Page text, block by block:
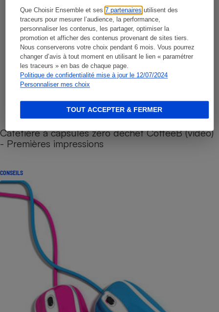
Que Choisir Ensemble et ses7 partenaires utilisent des
traceurs pour mesurer l’audience, la performance,
personnaliser les contenus, les partager, optimiser la
promotion et afficher des contenus provenant de sites tiers.
Nous conserverons votre choix pendant 6 mois. Vous pourrez
changer d’avis à tout moment en utilisant le lien « paramétrer
les traceurs » en bas de chaque page.
Politique de confidentialité mise à jour le 12/07/2024
Personnaliser mes choix
TOUT ACCEPTER & FERMER
Cafetière à capsules zéro déchet CoffeeB (vidéo)
- Premières impressions
CONSEILS